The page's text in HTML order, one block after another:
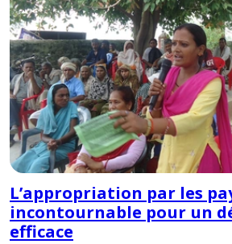
L’appropriation par les
incontournable pour un
efficace